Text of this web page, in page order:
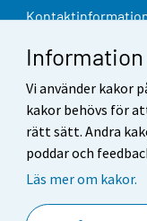
Vi använder kakor
kakor behövs för
rätt sätt. Andra
poddar och
Läs mer om kakor.
Respons
Användarvillkor
Dataskydd
Tillgänglighet